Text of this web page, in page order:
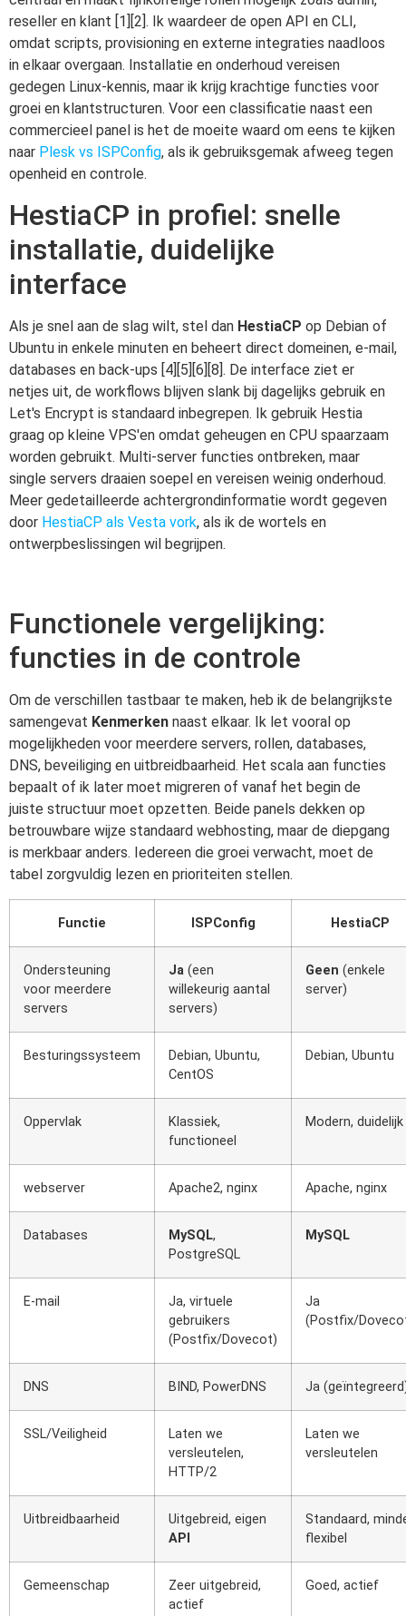
reseller en klant [1][2]. Ik waardeer de open API en CLI,
omdat scripts, provisioning en externe integraties naadloos
in elkaar overgaan. Installatie en onderhoud vereisen
gedegen Linux-kennis, maar ik krijg krachtige functies voor
groei en klantstructuren. Voor een classificatie naast een
commercieel panel is het de moeite waard om eens te kijken
naar Plesk vs ISPConfig, als ik gebruiksgemak afweeg tegen
openheid en controle.
HestiaCP in profiel: snelle
installatie, duidelijke
interface
Als je snel aan de slag wilt, stel dan HestiaCP op Debian of
Ubuntu in enkele minuten en beheert direct domeinen, e-mail,
databases en back-ups [4][5][6][8]. De interface ziet er
netjes uit, de workflows blijven slank bij dagelijks gebruik en
Let's Encrypt is standaard inbegrepen. Ik gebruik Hestia
graag op kleine VPS'en omdat geheugen en CPU spaarzaam
worden gebruikt. Multi-server functies ontbreken, maar
single servers draaien soepel en vereisen weinig onderhoud.
Meer gedetailleerde achtergrondinformatie wordt gegeven
door HestiaCP als Vesta vork, als ik de wortels en
ontwerpbeslissingen wil begrijpen.
Functionele vergelijking:
functies in de controle
Om de verschillen tastbaar te maken, heb ik de belangrijkste
samengevat Kenmerken naast elkaar. Ik let vooral op
mogelijkheden voor meerdere servers, rollen, databases,
DNS, beveiliging en uitbreidbaarheid. Het scala aan functies
bepaalt of ik later moet migreren of vanaf het begin de
juiste structuur moet opzetten. Beide panels dekken op
betrouwbare wijze standaard webhosting, maar de diepgang
is merkbaar anders. Iedereen die groei verwacht, moet de
tabel zorgvuldig lezen en prioriteiten stellen.
Functie ISPConfig HestiaCP
Ondersteuning
voor meerdere
servers
Ja (een
willekeurig aantal
servers)
Geen (enkele
server)
Besturingssysteem
Debian, Ubuntu,
CentOS
Debian, Ubuntu
Oppervlak
Klassiek,
functioneel
Modern, duidelijk
webserver Apache2, nginx Apache, nginx
Databases MySQL,
PostgreSQL
MySQL
E-mail
Ja, virtuele
gebruikers
(Postfix/Dovecot)
Ja
(Postfix/
DNS BIND, PowerDNS Ja
SSL/Veiligheid
Laten we
versleutelen,
HTTP/2
Laten we
versleutelen
Uitbreidbaarheid
Uitgebreid, eigen
API
Standaard,
flexibel
Gemeenschap
Zeer uitgebreid,
actief
Goed, actief